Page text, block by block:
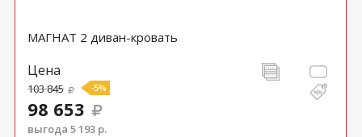
МАГНАТ 2 диван-кровать
Цена
103 845 -5%
98 653
выгода 5 193 р.